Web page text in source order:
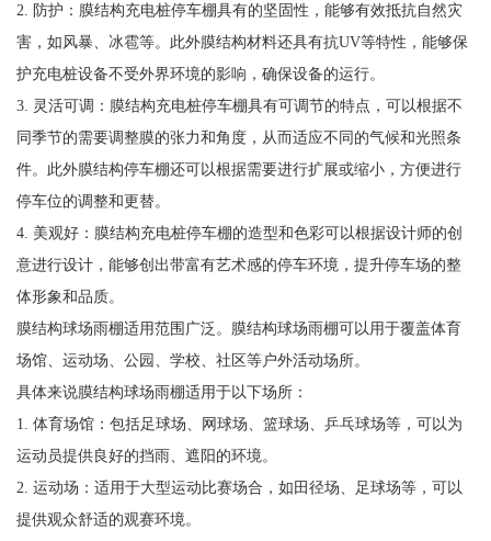
2. 防护：膜结构充电桩停车棚具有的坚固性，能够有效抵抗自然灾
害，如风暴、冰雹等。此外膜结构材料还具有抗UV等特性，能够保
护充电桩设备不受外界环境的影响，确保设备的运行。
3. 灵活可调：膜结构充电桩停车棚具有可调节的特点，可以根据不
同季节的需要调整膜的张力和角度，从而适应不同的气候和光照条
件。此外膜结构停车棚还可以根据需要进行扩展或缩小，方便进行
停车位的调整和更替。
4. 美观好：膜结构充电桩停车棚的造型和色彩可以根据设计师的创
意进行设计，能够创出带富有艺术感的停车环境，提升停车场的整
体形象和品质。
膜结构球场雨棚适用范围广泛。膜结构球场雨棚可以用于覆盖体育
场馆、运动场、公园、学校、社区等户外活动场所。
具体来说膜结构球场雨棚适用于以下场所：
1. 体育场馆：包括足球场、网球场、篮球场、乒乓球场等，可以为
运动员提供良好的挡雨、遮阳的环境。
2. 运动场：适用于大型运动比赛场合，如田径场、足球场等，可以
提供观众舒适的观赛环境。